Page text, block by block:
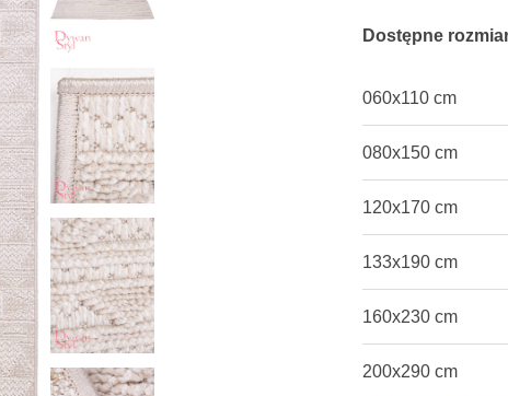
Dostępne
060x110 cm
080x150 cm
120x170 cm
133x190 cm
160x230 cm
200x290 cm